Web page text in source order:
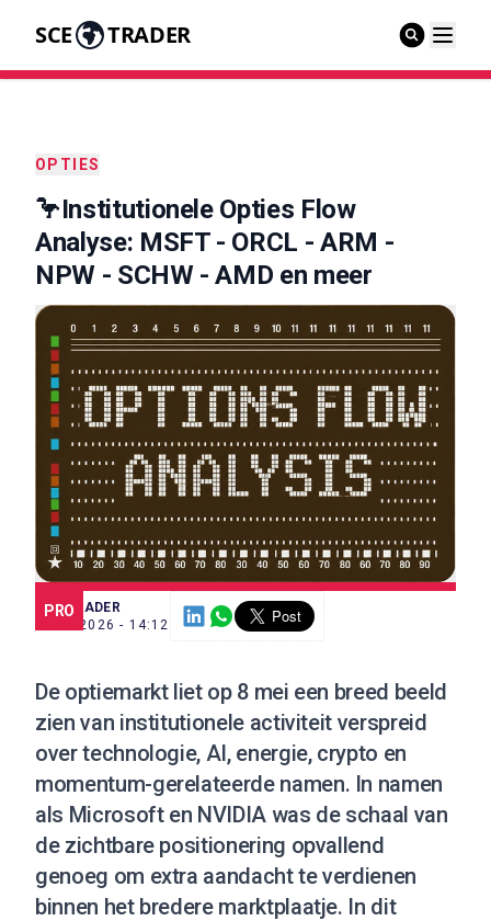
SCE TRADER
OPTIES
🦩Institutionele Opties Flow
Analyse: MSFT - ORCL - ARM -
NPW - SCHW - AMD en meer
PRO
SCE TRADER
8 MEI 2026 - 14:12
De optiemarkt liet op 8 mei een breed beeld
zien van institutionele activiteit verspreid
over technologie, AI, energie, crypto en
momentum-gerelateerde namen. In namen
als Microsoft en NVIDIA was de schaal van
de zichtbare positionering opvallend
genoeg om extra aandacht te verdienen
binnen het bredere marktplaatje. In dit